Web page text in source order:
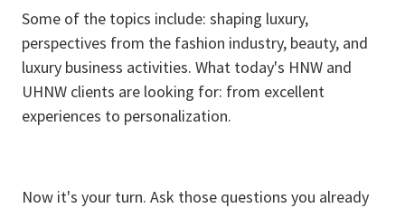
Some of the topics include: shaping luxury,
perspectives from the fashion industry, beauty, and
luxury business activities. What today's HNW and
UHNW clients are looking for: from excellent
experiences to personalization.
Now it's your turn. Ask those questions you already